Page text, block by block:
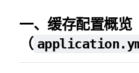
一、缓存配置概览
（